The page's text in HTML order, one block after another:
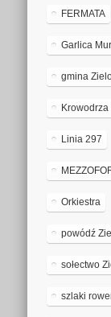
FERMATA
Garlica
gmina
Krowodrza
Linia 297
Orkiestra
powódź
sołectwo
szlaki